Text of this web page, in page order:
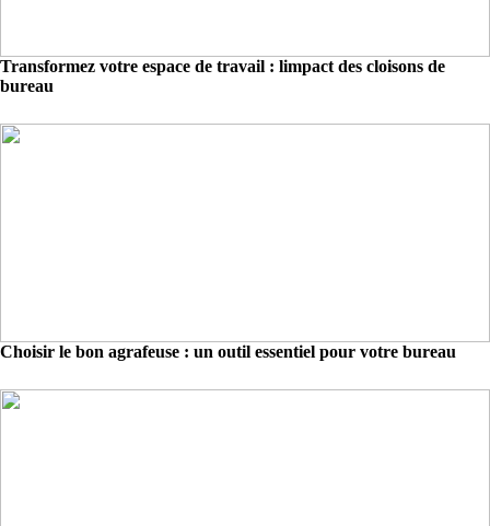
Transformez votre espace de travail : limpact des cloisons de
bureau
Choisir le bon agrafeuse : un outil essentiel pour votre bureau